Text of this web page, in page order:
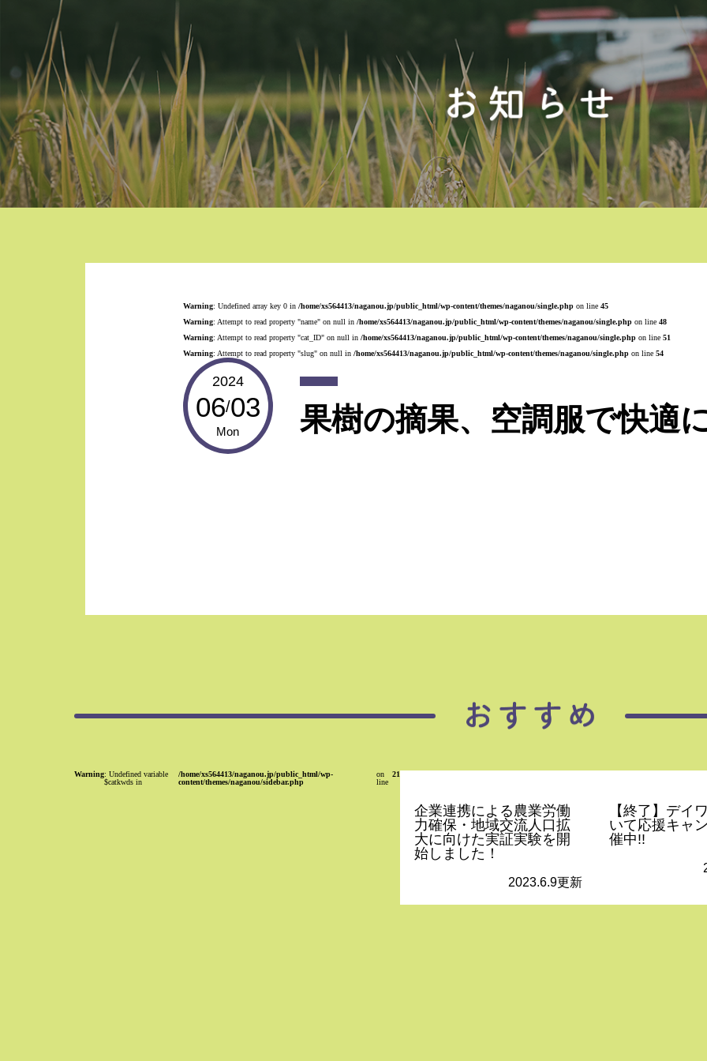
Warning: Undefined array key 0 in /home/xs564413/naganou.jp/public_html/wp-content/themes/naganou/single.phpon line 45
Warning: Attempt to read property "name" on null in /home/xs564413/naganou.jp/public_html/wp-content/themes/naganou/single.phpon line 48
Warning: Attempt to read property "cat_ID" on null in /home/xs564413/naganou.jp/public_html/wp-content/themes/naganou/single.phpon line 51
Warning: Attempt to read property "slug" on null in /home/xs564413/naganou.jp/public_html/wp-content/themes/naganou/single.phpon line 54
2024
06/03
Mon 果樹の摘果、空調服で快適
Warning: Undefined variable
$catkwds in
/home/xs564413/naganou.jp/public_html/wp-
content/themes/naganou/sidebar.php
on
line
21
企業連携による農業労働
力確保・地域交流人口拡
大に向けた実証実験を開
始しました！
2023.6.9更新
【終了】デイ
いて応援キャ
催中!!